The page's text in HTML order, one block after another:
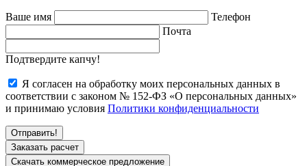
Ваше имя
Телефон
Почта
Подтвердите капчу!
Я согласен на обработку моих персональных данных в
соответствии с законом № 152-ФЗ «О персональных данных»
и принимаю условия Политики конфиденциальности
Заказать расчет
Скачать коммерческое предложение